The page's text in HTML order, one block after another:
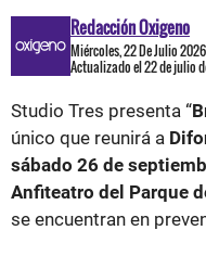
Redacción Oxigeno
Miércoles, 22 De Julio
Actualizado el 22 de julio
Studio Tres presenta “
único que reunirá a
sábado 26 de
Anfiteatro del Parque
se encuentran en